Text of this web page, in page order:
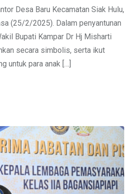
Desa Baru Kecamatan Siak Hulu,
(25/2/2025). Dalam penyantunan
Bupati Kampar Dr Hj Misharti
secara simbolis, serta ikut
untuk para anak […]